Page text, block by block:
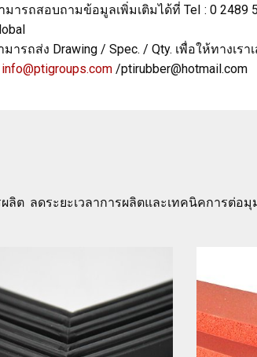
ารถสอบถามข้อมูลเพิ่มเติมได้ที่ Tel : 0 2489
ารถส่ง Drawing / Spec. / Qty. เพื่อให้ทางเร
info@ptigroups.com /ptirubber@hotmail.com
ต ลดระยะเวลาการผลิตและเทคนิคการต่อ